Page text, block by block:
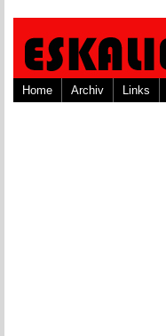
Home Archiv Links